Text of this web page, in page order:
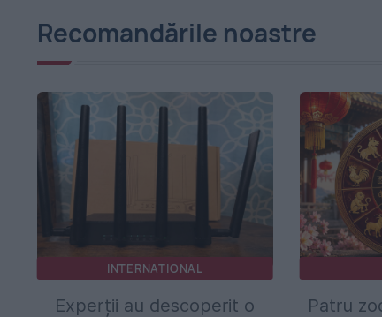
Recomandările noastre
INTERNATIONAL
Experții au descoperit o
Patru